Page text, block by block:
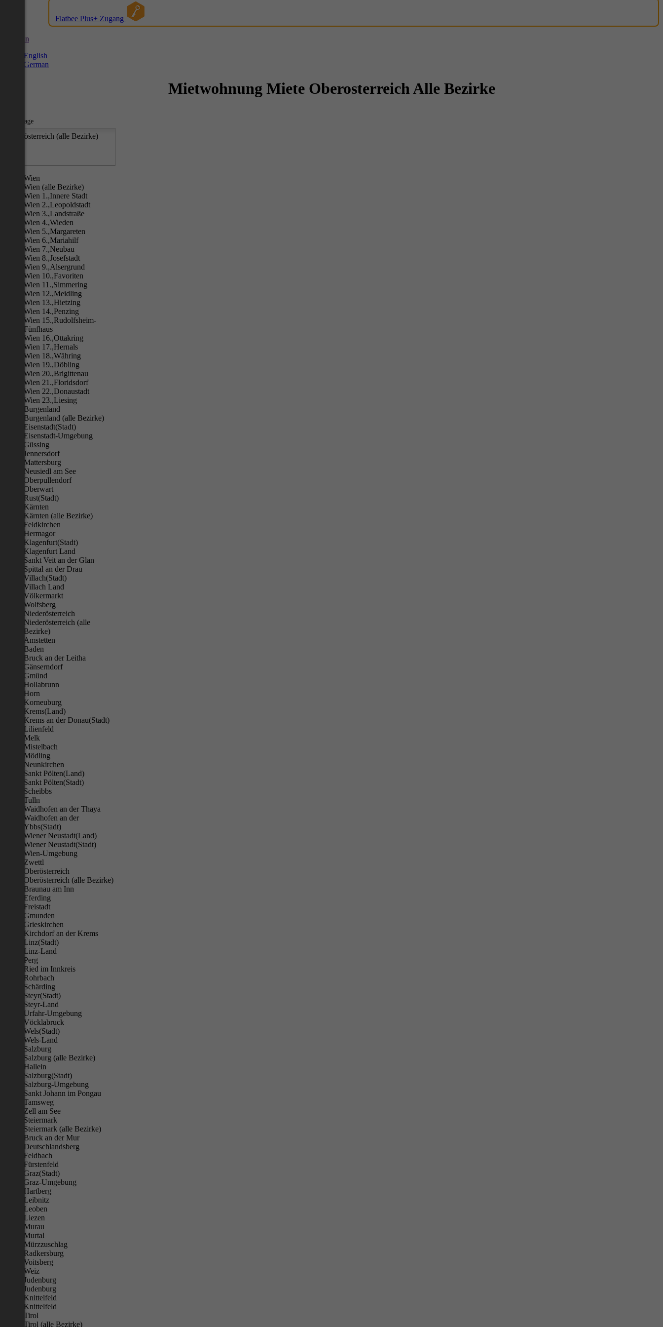
Flatbee Plus+ Zugang
German
English
German
Mietwohnung Miete Oberosterreich Alle Bezirke
Ort - Lage
Oberösterreich (alle Bezirke)
Wien
Wien (alle Bezirke)
Wien 1.,Innere Stadt
Wien 2.,Leopoldstadt
Wien 3.,Landstraße
Wien 4.,Wieden
Wien 5.,Margareten
Wien 6.,Mariahilf
Wien 7.,Neubau
Wien 8.,Josefstadt
Wien 9.,Alsergrund
Wien 10.,Favoriten
Wien 11.,Simmering
Wien 12.,Meidling
Wien 13.,Hietzing
Wien 14.,Penzing
Wien 15.,Rudolfsheim-
Fünfhaus
Wien 16.,Ottakring
Wien 17.,Hernals
Wien 18.,Währing
Wien 19.,Döbling
Wien 20.,Brigittenau
Wien 21.,Floridsdorf
Wien 22.,Donaustadt
Wien 23.,Liesing
Burgenland
Burgenland (alle Bezirke)
Eisenstadt(Stadt)
Eisenstadt-Umgebung
Güssing
Jennersdorf
Mattersburg
Neusiedl am See
Oberpullendorf
Oberwart
Rust(Stadt)
Kärnten
Kärnten (alle Bezirke)
Feldkirchen
Hermagor
Klagenfurt(Stadt)
Klagenfurt Land
Sankt Veit an der Glan
Spittal an der Drau
Villach(Stadt)
Villach Land
Völkermarkt
Wolfsberg
Niederösterreich
Niederösterreich (alle
Bezirke)
Amstetten
Baden
Bruck an der Leitha
Gänserndorf
Gmünd
Hollabrunn
Horn
Korneuburg
Krems(Land)
Krems an der Donau(Stadt)
Lilienfeld
Melk
Mistelbach
Mödling
Neunkirchen
Sankt Pölten(Land)
Sankt Pölten(Stadt)
Scheibbs
Tulln
Waidhofen an der Thaya
Waidhofen an der
Ybbs(Stadt)
Wiener Neustadt(Land)
Wiener Neustadt(Stadt)
Wien-Umgebung
Zwettl
Oberösterreich
Oberösterreich (alle Bezirke)
Braunau am Inn
Eferding
Freistadt
Gmunden
Grieskirchen
Kirchdorf an der Krems
Linz(Stadt)
Linz-Land
Perg
Ried im Innkreis
Rohrbach
Schärding
Steyr(Stadt)
Steyr-Land
Urfahr-Umgebung
Vöcklabruck
Wels(Stadt)
Wels-Land
Salzburg
Salzburg (alle Bezirke)
Hallein
Salzburg(Stadt)
Salzburg-Umgebung
Sankt Johann im Pongau
Tamsweg
Zell am See
Steiermark
Steiermark (alle Bezirke)
Bruck an der Mur
Deutschlandsberg
Feldbach
Fürstenfeld
Graz(Stadt)
Graz-Umgebung
Hartberg
Leibnitz
Leoben
Liezen
Murau
Murtal
Mürzzuschlag
Radkersburg
Voitsberg
Weiz
Judenburg
Judenburg
Knittelfeld
Knittelfeld
Tirol
Tirol (alle Bezirke)